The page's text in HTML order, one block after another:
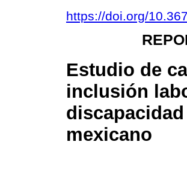
https://doi.org/
Estudio de
inclusión
mexicano